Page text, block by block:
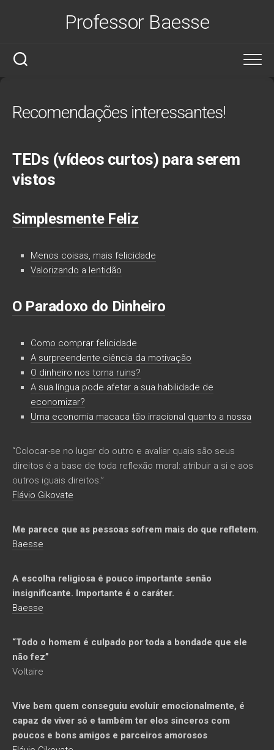
Professor Baesse
Recomendações interessantes!
TEDs (vídeos curtos) para serem
vistos
Simplesmente Feliz
Menos coisas, mais felicidade
Valorizando a lentidão
O Paradoxo do Dinheiro
Como comprar felicidade
A surpreendente ciência da motivação
O dinheiro nos torna ruins?
A sua língua pode afetar a sua habilidade de
economizar?
Uma economia macaca tão irracional quanto a nossa
“Colocar-se no lugar do outro e avaliar quais são seus
direitos é a base de toda reflexão moral: atribuir a si e aos
outros iguais direitos.”
Flávio Gikovate
Me parece que as pessoas sofrem mais do que refletem.
Baesse
A escolha religiosa é pouco importante senão
insignificante. Importante é o caráter.
Baesse
“Todo o homem é culpado por toda a bondade que ele
não fez”
Voltaire
Vive bem quem conseguiu evoluir emocionalmente, é
capaz de viver só e também ter elos sinceros com
poucos e bons amigos e parceiros amorosos